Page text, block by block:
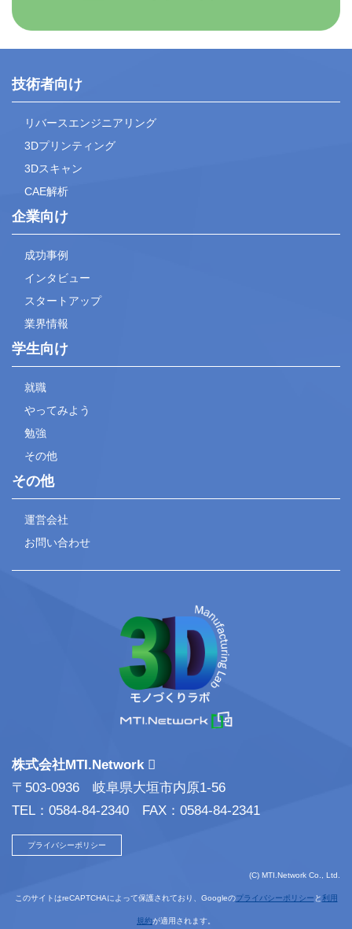
技術者向け
リバースエンジニアリング
3Dプリンティング
3Dスキャン
CAE解析
企業向け
成功事例
インタビュー
スタートアップ
業界情報
学生向け
就職
やってみよう
勉強
その他
その他
運営会社
お問い合わせ
株式会社MTI.Network
〒503-0936 岐阜県大垣市内原1-56
TEL：0584-84-2340 FAX：0584-84-2341
プライバシーポリシー
(C) MTI.Network Co., Ltd.
このサイトはreCAPTCHAによって保護されており、Googleのプライバシーポリシー と利用
規約が適用されます。